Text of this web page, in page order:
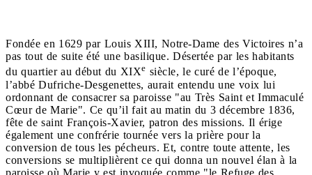
Fondée en 1629 par Louis XIII, Notre-Dame des Victoires n’a
pas tout de suite été une basilique. Désertée par les habitants
du quartier au début du XIXe siècle, le curé de l’époque,
l’abbé Dufriche-Desgenettes, aurait entendu une voix lui
ordonnant de consacrer sa paroisse "au Très Saint et Immaculé
Cœur de Marie". Ce qu’il fait au matin du 3 décembre 1836,
fête de saint François-Xavier, patron des missions. Il érige
également une confrérie tournée vers la prière pour la
conversion de tous les pécheurs. Et, contre toute attente, les
conversions se multiplièrent ce qui donna un nouvel élan à la
paroisse où Marie y est invoquée comme "le Refuge des